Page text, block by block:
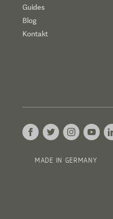
Guides
Blog
Kontakt
MADE IN GERMANY